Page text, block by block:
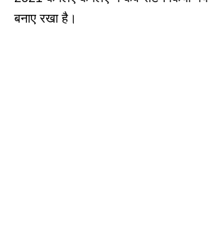
बनाए रखा है।